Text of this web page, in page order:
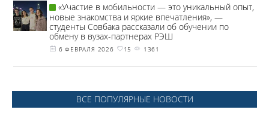
«Участие в мобильности — это уникальный опыт,
новые знакомства и яркие впечатления», —
студенты Совбака рассказали об обучении по
обмену в вузах-партнерах РЭШ
6 ФЕВРАЛЯ 2026 15 1361
ВСЕ ПОПУЛЯРНЫЕ НОВОСТИ